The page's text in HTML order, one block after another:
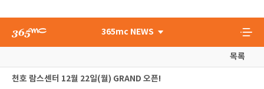
365mc NEWS
목록
천호 람스센터 12월 22일(월) GRAND 오픈!